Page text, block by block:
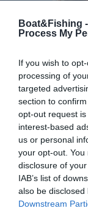
Boat&Fishing
Process My
If you wish to
processing of
targeted
section to
opt-out request
interest-based
us or personal
your opt-out.
disclosure of
IAB’s list of
also be
Downstream
Slow
πλάνων
Όταν οι
χρησιμοποιώ
ψαρέψω σε όλο το
κίνηση του